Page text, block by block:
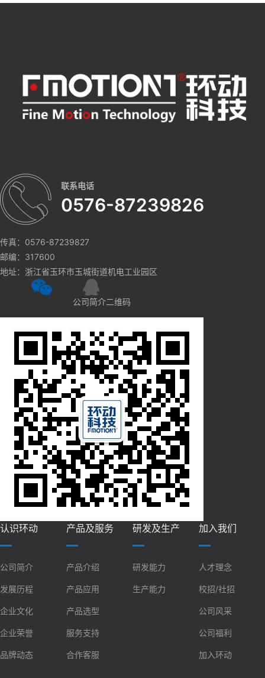
联系电话
0576-87239826
传真：0576-87239827
邮编：317600
地址：浙江省玉环市玉城街道机电工业园区
公司简介二维码
认识环动
公司简介
发展历程
企业文化
企业荣誉
品牌动态
产品及服务
产品介绍
产品应用
产品选型
服务支持
合作客服
研发及生产
研发能力
生产能力
加入我们
人才理念
校招/社招
公司风采
公司福利
加入环动